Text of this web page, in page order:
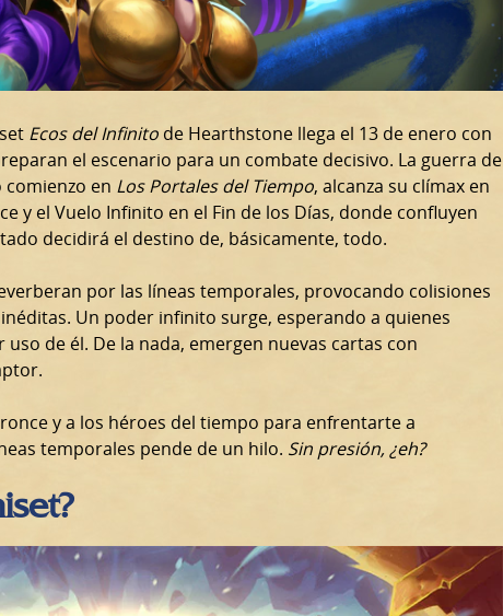
Ecos del Infinito de Hearthstone llega el 13 de enero con
el escenario para un combate decisivo. La guerra de
en Los Portales del Tiempo, alcanza su clímax en
y el Vuelo Infinito en el Fin de los Días, donde confluyen
decidirá el destino de, básicamente, todo.
por las líneas temporales, provocando colisiones
Un poder infinito surge, esperando a quienes
de él. De la nada, emergen nuevas cartas con
y a los héroes del tiempo para enfrentarte a
temporales pende de un hilo. Sin presión, ¿eh?